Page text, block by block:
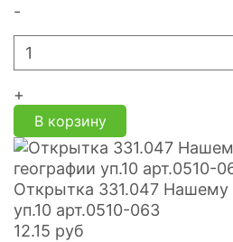
-
+
В корзину
Открытка 331.047 Нашему
уп.10 арт.0510-063
12.15 руб